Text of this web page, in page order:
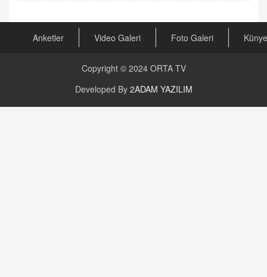
Anketler Video Galeri Foto Galeri Künye
Copyright © 2024 ORTA TV
Developed By 2ADAM YAZILIM